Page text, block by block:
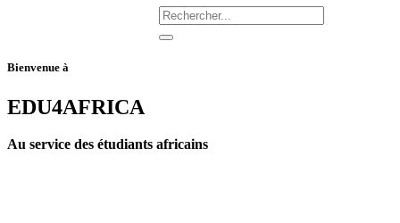
Bienvenue à
EDU4AFRICA
Au service des étudiants africains